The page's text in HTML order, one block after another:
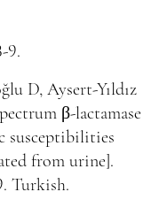
9.
D, Aysert-Yıldız
β-lactamase
susceptibilities
from urine].
Turkish.